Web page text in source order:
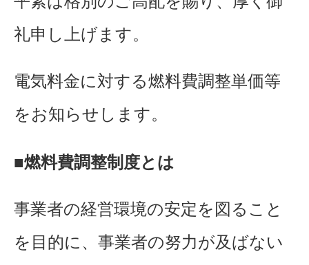
礼申し上げます。
電気料金に対する燃料費調整単価等
をお知らせします。
■燃料費調整制度とは
事業者の経営環境の安定を図ること
を目的に、事業者の努力が及ばない